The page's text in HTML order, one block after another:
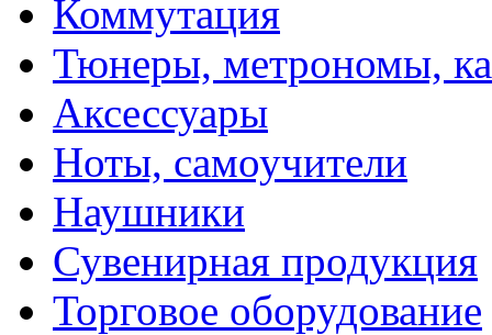
Коммутация
Тюнеры, метрономы,
Аксессуары
Ноты, самоучители
Наушники
Сувенирная продукция
Торговое оборудование